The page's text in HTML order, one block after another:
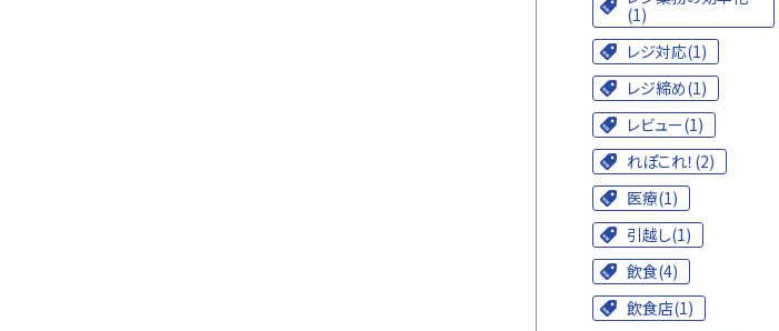
(1)
レジ対応(1)
レジ締め(1)
レビュー(1)
れぽこれ！(2)
医療(1)
引越し(1)
飲食(4)
飲食店(1)